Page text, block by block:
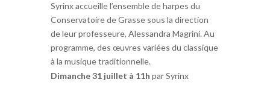
Syrinx accueille l’ensemble de harpes du
Conservatoire de Grasse sous la direction
de leur professeure, Alessandra Magrini. Au
programme, des œuvres variées du classique
à la musique traditionnelle.
Dimanche 31 juillet à 11h par Syrinx